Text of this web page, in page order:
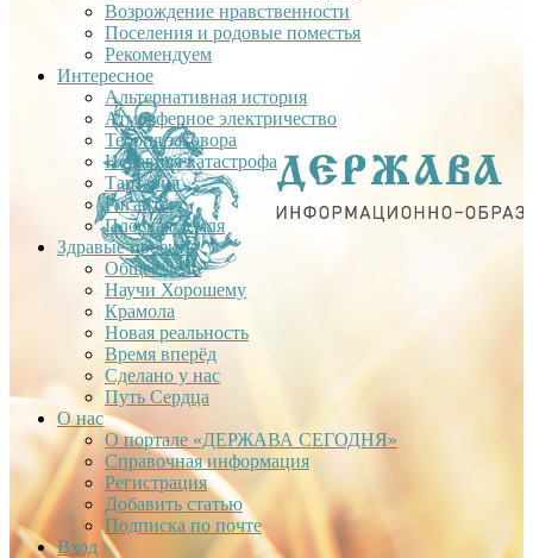
Возрождение нравственности
Поселения и родовые поместья
Рекомендуем
Интересное
Альтернативная история
Атмосферное электричество
Теория заговора
Недавняя катастрофа
Тартария
Гиганты
Плоская Земля
Здравые проекты
Общее дело
Научи Хорошему
Крамола
Новая реальность
Время вперёд
Сделано у нас
Путь Сердца
О нас
О портале «ДЕРЖАВА СЕГОДНЯ»
Справочная информация
Регистрация
Добавить статью
Подписка по почте
Вход